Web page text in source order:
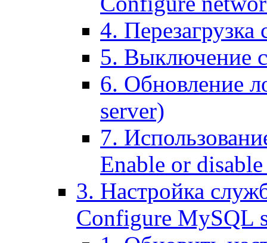
4. Перезагрузка
5. Выключение
6. Обновление
server)
7.
Enable or
3. Настройка
Configure MySQL